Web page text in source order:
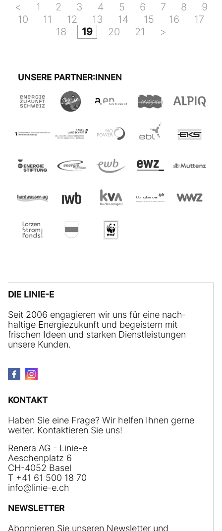
< 1 2 3 4 5 6 7 8
9
10
11 12 13 14 15 16
17
18
19 20 21 >
UNSERE PARTNER:INNEN
DIE LINIE-E
Seit 2006 engagieren wir uns für eine nach­
haltige Energiezukunft und begeistern mit
frischen Ideen und starken Dienstleistungen
unsere Kunden.
KONTAKT
Haben Sie eine Frage? Wir helfen Ihnen gerne
weiter. Kontaktieren Sie uns!
Renera AG - Linie-e
Aeschenplatz 6
CH-4052 Basel
T +41 61 500 18 70
nf
l n - ch
NEWSLETTER
Abonnieren Sie unseren Newsletter und